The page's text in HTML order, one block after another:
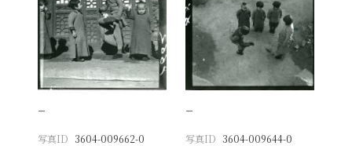
−
写真ID 3604-009662-0
−
写真ID 3604-009644-0